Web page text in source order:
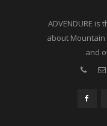
ADVENDURE
about Mountain
and